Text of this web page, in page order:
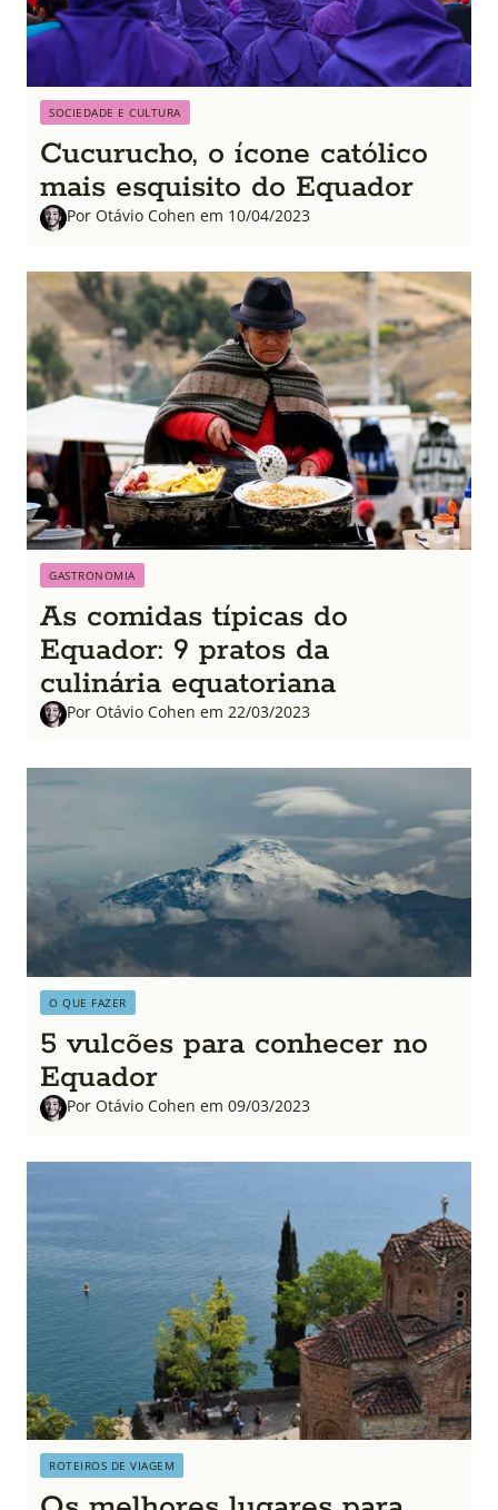
SOCIEDADE E CULTURA
Cucurucho, o ícone católico
mais esquisito do Equador
Por Otávio Cohen em 10/04/2023
GASTRONOMIA
As comidas típicas do
Equador: 9 pratos da
culinária equatoriana
Por Otávio Cohen em 22/03/2023
O QUE FAZER
5 vulcões para conhecer no
Equador
Por Otávio Cohen em 09/03/2023
ROTEIROS DE VIAGEM